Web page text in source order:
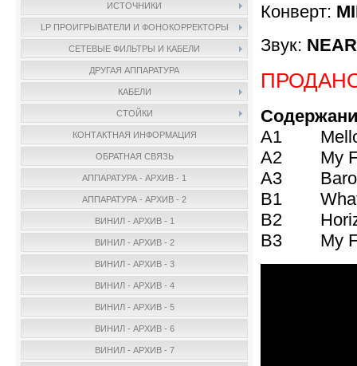
ИСТОЧНИКИ
LP ПРОИГРЫВАТЕЛИ И ФОНОКОРРЕКТОРЫ
СЕТЕВЫЕ ФИЛЬТРЫ И КАБЕЛИ
ДРУГАЯ АППАРАТУРА
КАБЕЛИ
СТОЙКИ
КОНТАКТНАЯ ИНФОРМАЦИЯ
ОБРАТНАЯ СВЯЗЬ
АППАРАТУРА - АРХИВ - 1
АППАРАТУРА - АРХИВ - 2
ВИНИЛ - АРХИВ - 1
ВИНИЛ - АРХИВ - 2
ВИНИЛ - АРХИВ - 3
ВИНИЛ - АРХИВ - 4
ВИНИЛ - АРХИВ - 5
ВИНИЛ - АРХИВ - 6
ВИНИЛ - АРХИВ - 7
Конверт:
Звук:
A1
A2 My
A3 Baron
B1
B2
B3 My